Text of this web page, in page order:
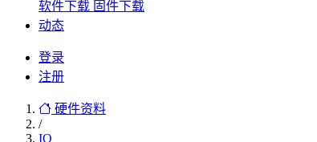
软件下载 固件下载
动态
登录
注册
硬件资料
/
IQ